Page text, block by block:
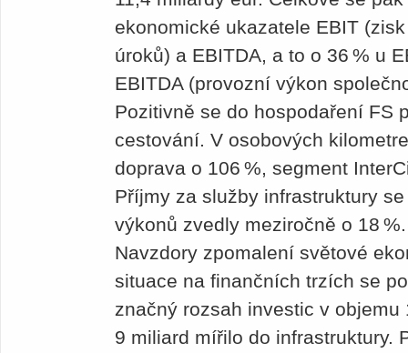
ekonomické ukazatele EBIT
úroků) a EBITDA, a to o 36 % u
EBITDA (provozní výkon
Pozitivně se do hospodaření FS
cestování. V osobových
doprava o 106 %, segment
Příjmy za služby infrastruktury
výkonů zvedly meziročně o 18
Navzdory zpomalení světové
situace na finančních trzích se
značný rozsah investic v
9 miliard mířilo do infrastruktury.